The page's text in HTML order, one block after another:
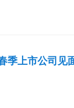
季上市公司见